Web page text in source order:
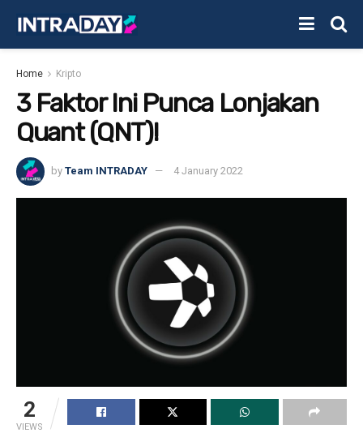
Home Kripto
3 Faktor Ini Punca Lonjakan
Quant (QNT)!
by Team INTRADAY 4 January 2022
2
VIEWS